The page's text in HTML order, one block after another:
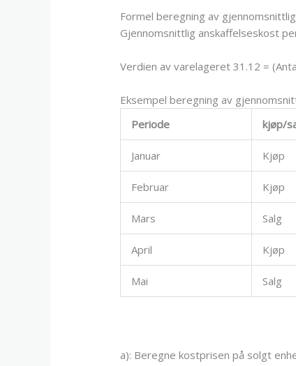
Formel beregning av
Gjennomsnittlig anskaffelseskost
Verdien av varelageret 31.12 =
Eksempel beregning av
Periode
kjøp/
Januar Kjøp
Februar Kjøp
Mars Salg
April Kjøp
Mai Salg
a): Beregne kostprisen på solgt